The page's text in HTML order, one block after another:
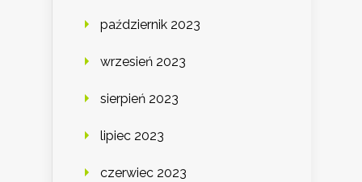
październik 2023
wrzesień 2023
sierpień 2023
lipiec 2023
czerwiec 2023